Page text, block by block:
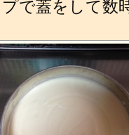
で蓋をして数